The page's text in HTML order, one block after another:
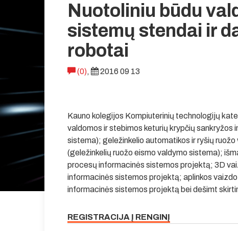
Nuotoliniu būdu
sistemų stendai ir
robotai
(0), 2016 09 13
Kauno kolegijos Kompiuterinių technologijų
valdomos ir stebimos keturių krypčių
sistema); geležinkelio automatikos ir ryšių
(geležinkelių ruožo eismo valdymo sistema);
procesų informacinės sistemos projektą; 3D
informacinės sistemos projektą; aplinkos
informacinės sistemos projektą bei dešimt
REGISTRACIJA Į RENGINĮ